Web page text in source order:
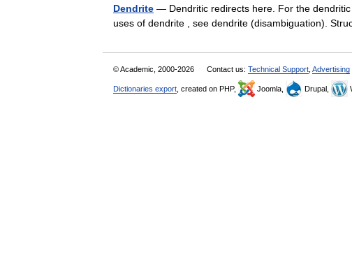
Dendrite — Dendritic redirects here. For the
uses of dendrite , see dendrite (disambiguation).
© Academic, 2000-2026 Contact us: Technical Support Advertising
Dictionaries export , created on PHP, Joomla, Drupal,